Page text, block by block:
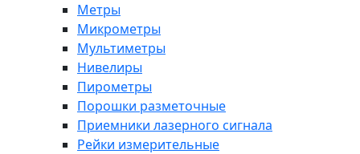
Метры
Микрометры
Мультиметры
Нивелиры
Пирометры
Порошки разметочные
Приемники лазерного сигнала
Рейки измерительные